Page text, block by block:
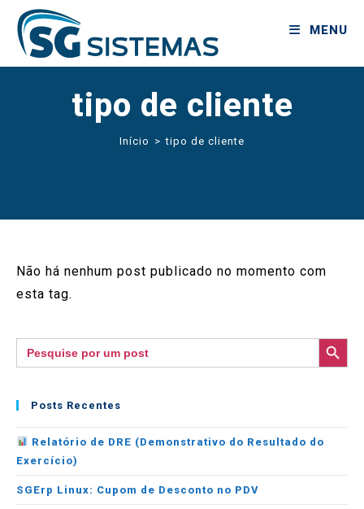
MENU
tipo de cliente
Início > tipo de cliente
Não há nenhum post publicado no momento com
esta tag.
Search
for:
SEARCH BUTTON
Posts Recentes
Relatório de DRE (Demonstrativo do Resultado do
Exercício)
SGErp Linux: Cupom de Desconto no PDV